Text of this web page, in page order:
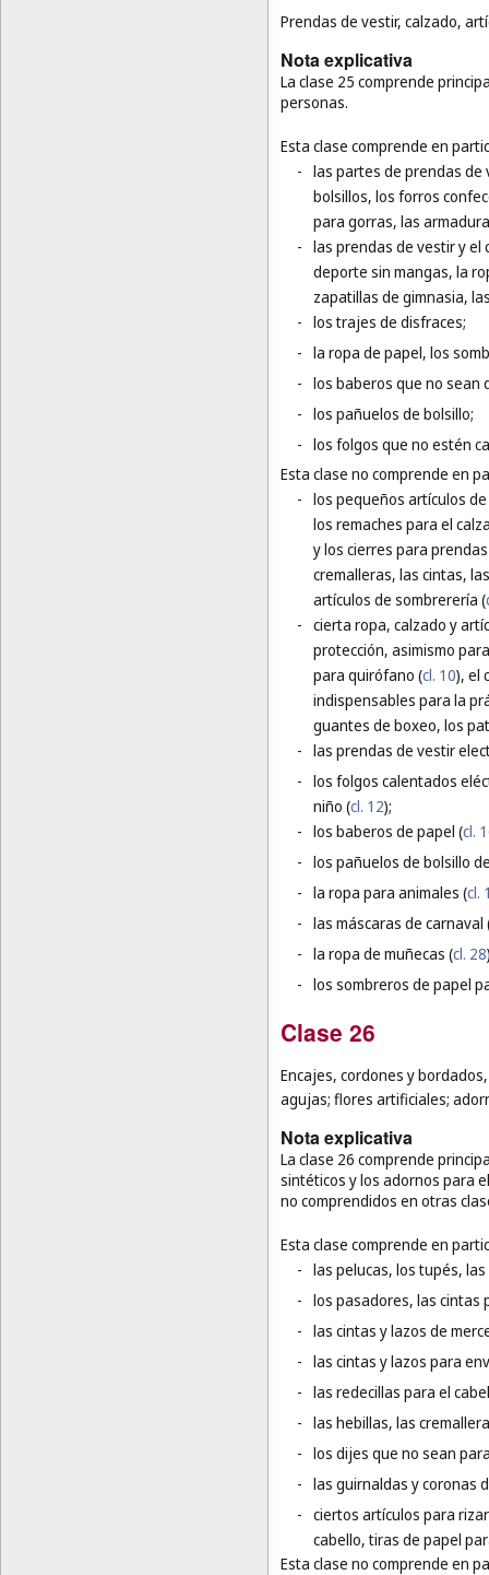
Prendas de vestir, calzado,
Nota explicativa
La clase 25 comprende
personas.
Esta clase comprende en
- las partes de prendas de
bolsillos, los forros
para gorras, las
- las prendas de vestir y el
deporte sin mangas, la
zapatillas de gimnasia,
- los trajes de disfraces;
- la ropa de papel, los
- los baberos que no sean
- los pañuelos de bolsillo;
- los folgos que no estén
Esta clase no comprende en
- los pequeños artículos
los remaches para el
y los cierres para
cremalleras, las cintas,
artículos de sombrerería (
- cierta ropa, calzado y
protección, asimismo
para quirófano (cl. 10), el
indispensables para la
guantes de boxeo, los
- las prendas de vestir
- los folgos calentados
niño (cl. 12);
- los baberos de papel (cl.
- los pañuelos de bolsillo
- la ropa para animales (cl.
- las máscaras de carnaval
- la ropa de muñecas (cl. 28
- los sombreros de papel
Clase 26
Encajes, cordones y
agujas; flores artificiales;
Nota explicativa
La clase 26 comprende
sintéticos y los adornos para
no comprendidos en otras
Esta clase comprende en
- las pelucas, los tupés,
- los pasadores, las cintas
- las cintas y lazos de
- las cintas y lazos para
- las redecillas para el
- las hebillas, las
- los dijes que no sean
- las guirnaldas y coronas
- ciertos artículos para
cabello, tiras de papel
Esta clase no comprende en